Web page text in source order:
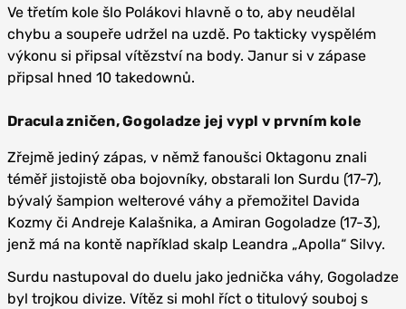
Ve třetím kole šlo Polákovi hlavně o to, aby neudělal
chybu a soupeře udržel na uzdě. Po takticky vyspělém
výkonu si připsal vítězství na body. Janur si v zápase
připsal hned 10 takedownů.
Dracula zničen, Gogoladze jej vypl v prvním kole
Zřejmě jediný zápas, v němž fanoušci Oktagonu znali
téměř jistojistě oba bojovníky, obstarali Ion Surdu (17-7),
bývalý šampion welterové váhy a přemožitel Davida
Kozmy či Andreje Kalašnika, a Amiran Gogoladze (17-3),
jenž má na kontě například skalp Leandra „Apolla“ Silvy.
Surdu nastupoval do duelu jako jednička váhy, Gogoladze
byl trojkou divize. Vítěz si mohl říct o titulový souboj s